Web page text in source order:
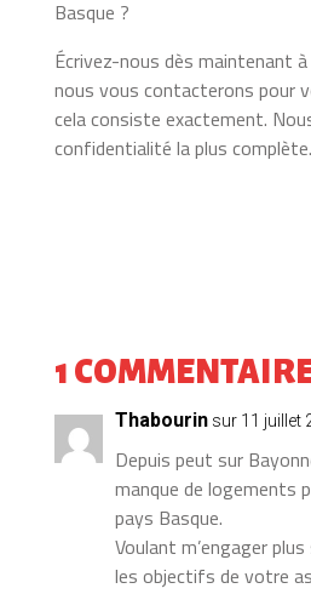
Basque ?
Écrivez-nous dès maintenant
nous vous contacterons pour
cela consiste exactement.
confidentialité la plus
1
Thabourin sur 11 juillet
Depuis peut sur
manque de logements
pays Basque.
Voulant m’engager
les objectifs de votre